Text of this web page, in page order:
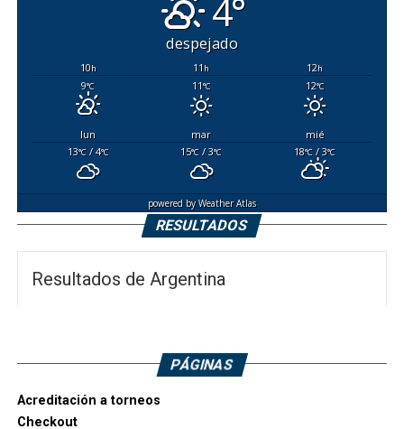
4°
despejado
10h 11h 12h
9°C 11°C 12°C
lun mar
mié
13°C/ 4°C 15°C / 3°C 18°C / 3°C
powered byWeather Atlas
RESULTADOS
Resultados de Argentina
PÁGINAS
Acreditación a torneos
Checkout